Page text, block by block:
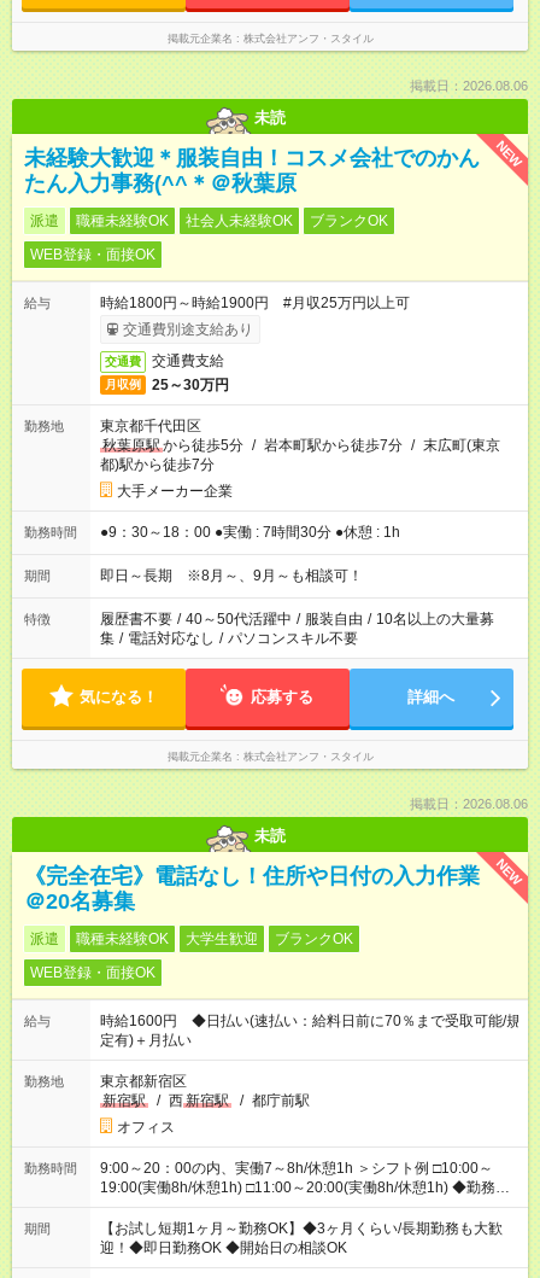
掲載元企業名 株式会社アンフ・スタイル
掲載日：2026.08.06
未読
NEW
未経験大歓迎＊服装自由！コスメ会社でのかん
たん入力事務(^^＊＠秋葉原
派遣 職種未経験OK 社会人未経験OK
ブランクOK
WEB登録・面接OK
給与
時給1800円～時給1900円 #月収25万円以上可
交通費別途支給あり
交通費 交通費支給
月収例 25～30万円
勤務地
東京都千代田区
秋葉原駅から徒歩5分 / 岩本町駅から徒歩7分 / 末広町(東京
都)駅から徒歩7分
大手メーカー企業
勤務時間 ●9：30～18：00 ●実働 : 7時間30分 ●休憩 : 1h
期間 即日～長期 ※8月～、9月～も相談可！
特徴 履歴書不要 / 40～50代活躍中 / 服装自由 / 10名以上の大量募
集 / 電話対応なし / パソコンスキル不要
気になる！ 応募する 詳細へ
掲載元企業名 株式会社アンフ・スタイル
掲載日：2026.08.06
未読
NEW
《完全在宅》電話なし！住所や日付の入力作業
＠20名募集
派遣 職種未経験OK 大学生歓迎
ブランクOK
WEB登録・面接OK
給与
時給1600円 ◆日払い(速払い：給料日前に70％まで受取可能/規
定有)＋月払い
勤務地
東京都新宿区
新宿駅
/ 西新宿駅 / 都庁前駅
オフィス
勤務時間
9:00～20：00の内、実働7～8h/休憩1h ＞シフト例 □10:00～
19:00(実働8h/休憩1h) □11:00～20:00(実働8h/休憩1h) ◆勤務時
間固定の相談OK ◆上記以外の勤務時間も相談OK
期間
【お試し短期1ヶ月～勤務OK】◆3ヶ月くらい/長期勤務も大歓
迎！◆即日勤務OK ◆開始日の相談OK